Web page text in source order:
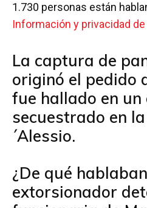
1.730 personas están
Información y privacidad
La captura de
originó el pedido
fue hallado en un
secuestrado en
´Alessio.
¿De qué
extorsionador